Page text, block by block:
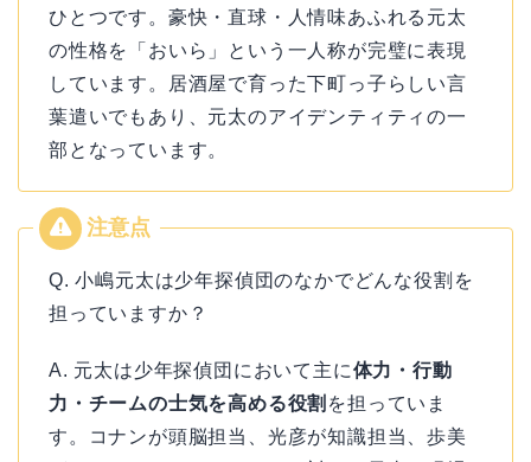
ひとつです。豪快・直球・人情味あふれる元太
の性格を「おいら」という一人称が完璧に表現
しています。居酒屋で育った下町っ子らしい言
葉遣いでもあり、元太のアイデンティティの一
部となっています。
Q. 小嶋元太は少年探偵団のなかでどんな役割を
担っていますか？
A. 元太は少年探偵団において主に体力・行動
力・チームの士気を高める役割 を担っていま
す。コナンが頭脳担当、光彦が知識担当、歩美